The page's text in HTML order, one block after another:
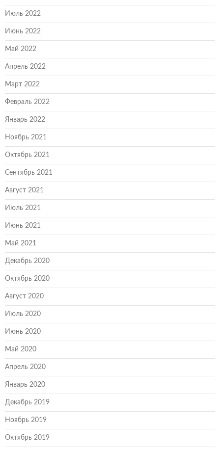
Июль 2022
Июнь 2022
Май 2022
Апрель 2022
Март 2022
Февраль 2022
Январь 2022
Ноябрь 2021
Октябрь 2021
Сентябрь 2021
Август 2021
Июль 2021
Июнь 2021
Май 2021
Декабрь 2020
Октябрь 2020
Август 2020
Июль 2020
Июнь 2020
Май 2020
Апрель 2020
Январь 2020
Декабрь 2019
Ноябрь 2019
Октябрь 2019